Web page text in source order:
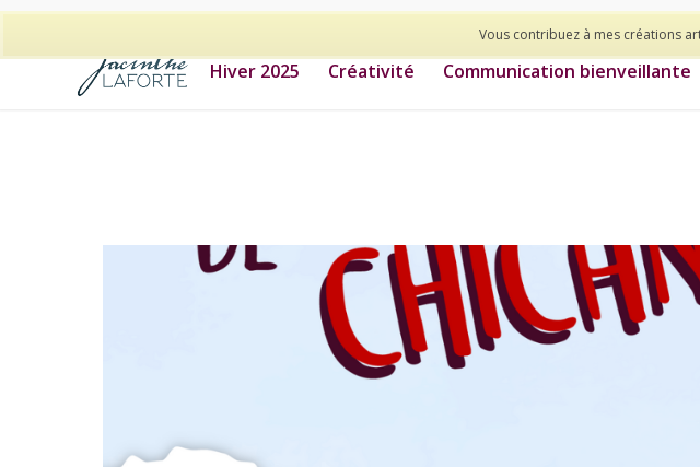
Vous contribuez à mes créations
514-278-9938
Hiver 2025 Créativité Communication bienveillante